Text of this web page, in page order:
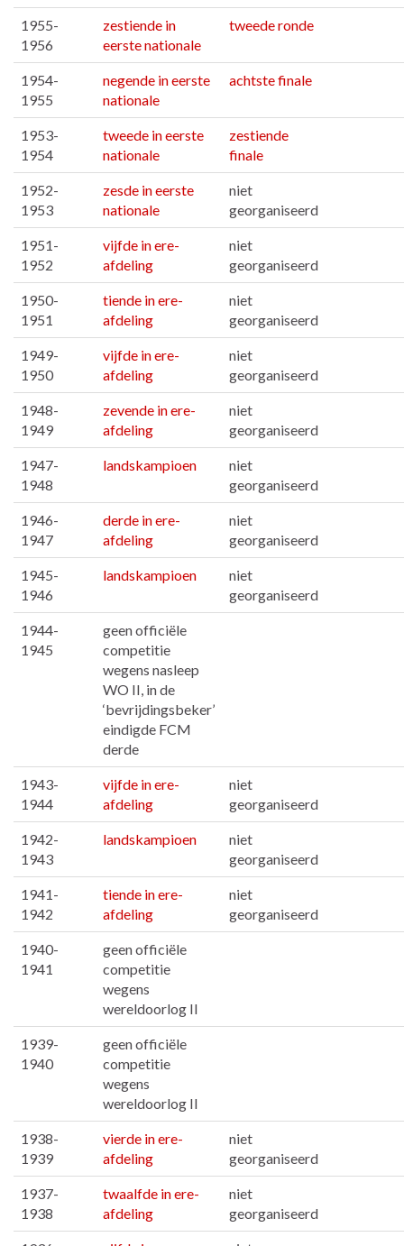
1955-
1956
zestiende in
eerste nationale
tweede ronde
1954-
1955
negende in eerste
nationale
achtste finale
1953-
1954
tweede in eerste
nationale
zestiende
finale
1952-
1953
zesde in eerste
nationale
niet
georganiseerd
1951-
1952
vijfde in ere-
afdeling
niet
georganiseerd
1950-
1951
tiende in ere-
afdeling
niet
georganiseerd
1949-
1950
vijfde in ere-
afdeling
niet
georganiseerd
1948-
1949
zevende in ere-
afdeling
niet
georganiseerd
1947-
1948
landskampioen
niet
georganiseerd
1946-
1947
derde in ere-
afdeling
niet
georganiseerd
1945-
1946
landskampioen
niet
georganiseerd
1944-
1945
geen officiële
competitie
wegens nasleep
WO II, in de
‘bevrijdingsbeker’
eindigde FCM
derde
1943-
1944
vijfde in ere-
afdeling
niet
georganiseerd
1942-
1943
landskampioen
niet
georganiseerd
1941-
1942
tiende in ere-
afdeling
niet
georganiseerd
1940-
1941
geen officiële
competitie
wegens
wereldoorlog II
1939-
1940
geen officiële
competitie
wegens
wereldoorlog II
1938-
1939
vierde in ere-
afdeling
niet
georganiseerd
1937-
1938
twaalfde in ere-
afdeling
niet
georganiseerd